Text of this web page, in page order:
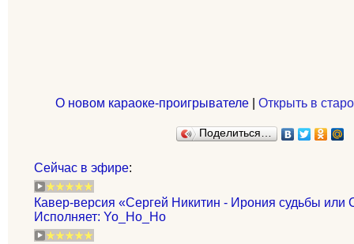
О новом караоке-проигрывателе| Открыть в
Поделиться…
Сейчас в эфире:
Кавер-версия «Сергей Никитин - Ирония судьбы или
Исполняет: Yo_Ho_Ho